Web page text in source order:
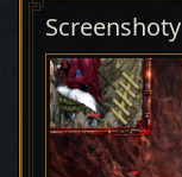
Screenshoty